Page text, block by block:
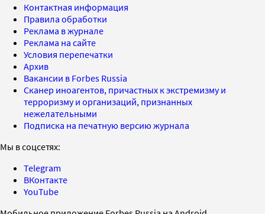
Контактная информация
Правила обработки
Реклама в журнале
Реклама на сайте
Условия перепечатки
Архив
Вакансии в Forbes Russia
Сканер иноагентов, причастных к экстремизму и
терроризму и организаций, признанных
нежелательными
Подписка на печатную версию журнала
Мы в соцсетях:
Telegram
ВКонтакте
YouTube